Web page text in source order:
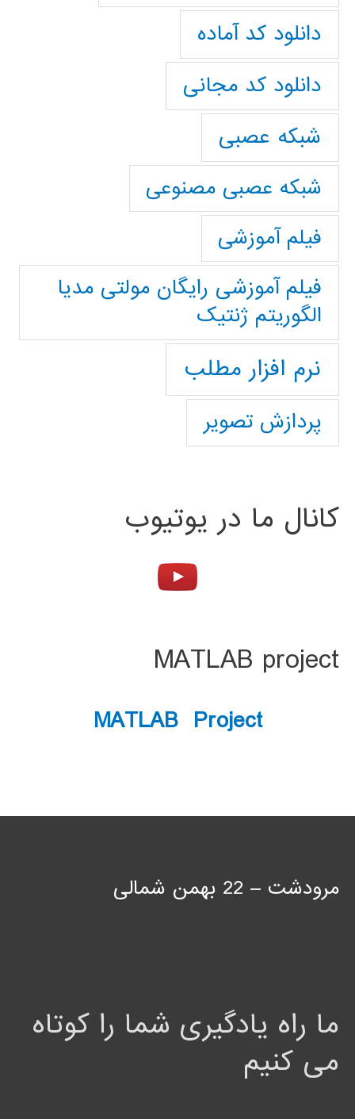
دانلود کد آماده
دانلود کد مجانی
شبکه عصبی
شبکه عصبی مصنوعی
فیلم آموزشی
فیلم آموزشی رایگان مولتی مدیا
الگوریتم ژنتیک
نرم افزار مطلب
پردازش تصویر
کانال ما در یوتیوب
MATLAB project
MATLAB Project
مرودشت – 22 بهمن شمالی
ما راه یادگیری شما را کوتاه
می کنیم